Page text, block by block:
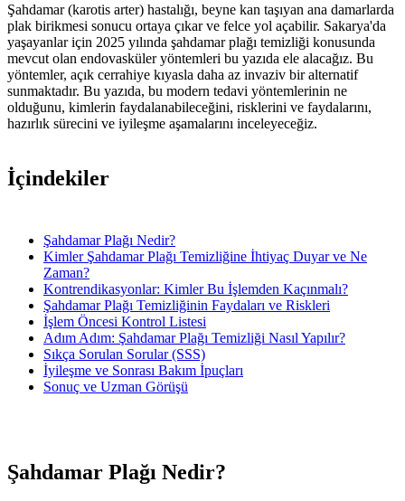
Şahdamar (karotis arter) hastalığı, beyne kan taşıyan ana damarlarda
plak birikmesi sonucu ortaya çıkar ve felce yol açabilir. Sakarya'da
yaşayanlar için 2025 yılında şahdamar plağı temizliği konusunda
mevcut olan endovasküler yöntemleri bu yazıda ele alacağız. Bu
yöntemler, açık cerrahiye kıyasla daha az invaziv bir alternatif
sunmaktadır. Bu yazıda, bu modern tedavi yöntemlerinin ne
olduğunu, kimlerin faydalanabileceğini, risklerini ve faydalarını,
hazırlık sürecini ve iyileşme aşamalarını inceleyeceğiz.
İçindekiler
Şahdamar Plağı Nedir?
Kimler Şahdamar Plağı Temizliğine İhtiyaç Duyar ve Ne
Zaman?
Kontrendikasyonlar: Kimler Bu İşlemden Kaçınmalı?
Şahdamar Plağı Temizliğinin Faydaları ve Riskleri
İşlem Öncesi Kontrol Listesi
Adım Adım: Şahdamar Plağı Temizliği Nasıl Yapılır?
Sıkça Sorulan Sorular (SSS)
İyileşme ve Sonrası Bakım İpuçları
Sonuç ve Uzman Görüşü
Şahdamar Plağı Nedir?